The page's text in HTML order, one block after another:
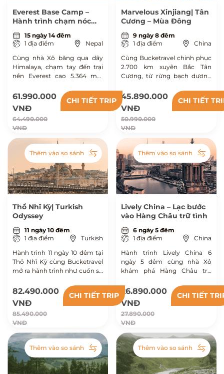
Everest Base Camp –
Hành trình chạm nóc
thế giới
15 ngày 14 đêm
1 địa điểm
Nepal
Cùng nhà Xô băng qua dãy
Himalaya, chạm tay đến trại
nền Everest cao 5.364 mét
khám phá Nepal kỳ vĩ, thử
thách bản thân và đắm mình
giữa sắc màu văn hóa miền
núi cao.
61.990.000
VNĐ
64.490.000
VNĐ
CHI TIẾT TRIP
Marvelous Xinjiang| Tân
Cương – Mùa Đông
9 ngày 8 đêm
1 địa điểm
China
Cùng Bucketravel chinh phục
2.700 km xuyên Bắc Tân
Cương, từ rừng bạch dương
xanh lam nứt băng, tới các
bản làng người Tuva còn giữ
nguyên nếp sống du mục.
45.890.000
VNĐ
50.990.000
VNĐ
CHI TIẾT
Thêm vào so sánh
Thổ Nhĩ Kỳ| Turkish
Odyssey
11 ngày 10 đêm
1 địa điểm
Turkish
Hành trình 11 ngày 10 đêm tại
Thổ Nhĩ Kỳ cùng Bucketravel
mở ra hành trình như cuốn sử
và văn hoá hòa quyện, để bạn
viết nên câu chuyện giao thoa
di sản mang dấu ấn riêng.
82.490.000
VNĐ
85.490.000
VNĐ
CHI TIẾT TRIP
Thêm vào so sánh
Lively China – Lạc bước
vào Hàng Châu trữ tình
6 ngày 5 đêm
1 địa điểm
China
Hành trình Lively China 6
ngày 5 đêm cùng nhà Xô
khám phá Hàng Châu trữ
thanh bình và nhịp sống hiện
đại của Thượng Hải.
26.890.000
VNĐ
27.890.000
VNĐ
CHI TIẾT
Thêm vào so sánh Thêm vào so sánh